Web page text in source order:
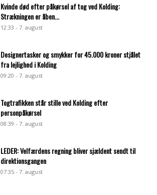
Kvinde død efter påkørsel af tog ved Kolding:
Strækningen er åben...
12:33 - 7. august
Designertasker og smykker for 45.000 kroner stjålet
fra lejlighed i Kolding
09:20 - 7. august
Togtrafikken står stille ved Kolding efter
personpåkørsel
08:39 - 7. august
LEDER: Velfærdens regning bliver sjældent sendt til
direktionsgangen
07:35 - 7. august